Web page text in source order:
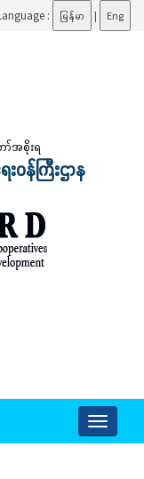
: မြန်မာ | Eng
ာ်အစိုးရ
ဝန်ကြီးဌာန
Toggle